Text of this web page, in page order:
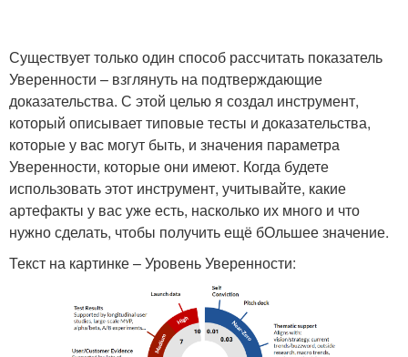
Существует только один способ рассчитать показатель
Уверенности – взглянуть на подтверждающие
доказательства. С этой целью я создал инструмент,
который описывает типовые тесты и доказательства,
которые у вас могут быть, и значения параметра
Уверенности, которые они имеют. Когда будете
использовать этот инструмент, учитывайте, какие
артефакты у вас уже есть, насколько их много и что
нужно сделать, чтобы получить ещё бОльшее значение.
Текст на картинке – Уровень Уверенности: